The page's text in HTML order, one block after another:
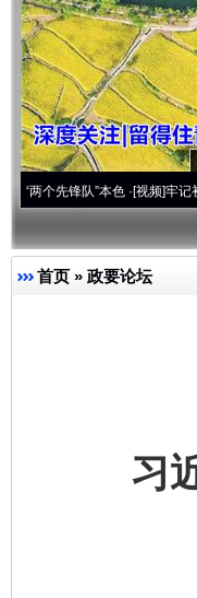
队”本色·[视频]牢记初心使命 奋
首页 » 政要论坛
习近